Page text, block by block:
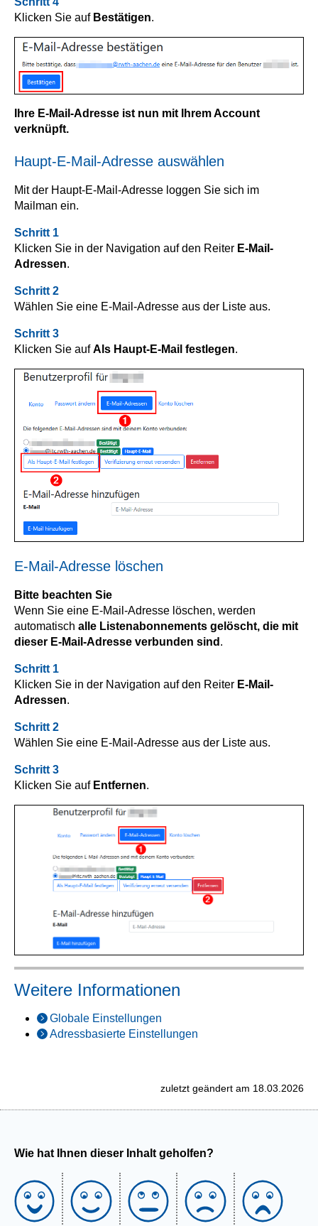
Klicken Sie auf Bestätigen.
Ihre E-Mail-Adresse ist nun mit Ihrem Account
verknüpft.
Haupt-E-Mail-Adresse auswählen
Mit der Haupt-E-Mail-Adresse loggen Sie sich im
Mailman ein.
Schritt 1
Klicken Sie in der Navigation auf den Reiter E-Mail-
Adressen.
Schritt 2
Wählen Sie eine E-Mail-Adresse aus der Liste aus.
Schritt 3
Klicken Sie aufAls Haupt-E-Mail festlegen.
E-Mail-Adresse löschen
Bitte beachten Sie
Wenn Sie eine E-Mail-Adresse löschen, werden
automatisch alle Listenabonnements gelöscht, die mit
dieser E-Mail-Adresse verbunden sind .
Schritt 1
Klicken Sie in der Navigation auf den Reiter E-Mail-
Adressen.
Schritt 2
Wählen Sie eine E-Mail-Adresse aus der Liste aus.
Schritt 3
Klicken Sie auf Entfernen.
Weitere Informationen
Globale Einstellungen
Adressbasierte Einstellungen
zuletzt geändert am 18.03.2026
Wie hat Ihnen dieser Inhalt geholfen?